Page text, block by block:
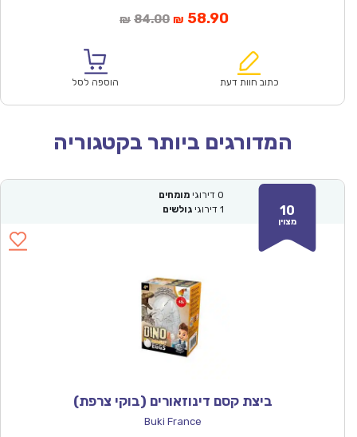
₪ 84.00המחיר
₪84.00.
₪ 58.90המחיר
הוא:
כתוב חוות דעת הוספה לסל
המדורגים ביותר בקטגוריה
10
מצוין
0 דירוגי מומחים
1 דירוגי גולשים
ביצת קסם דינוזאורים (בוקי צרפת)
Buki France